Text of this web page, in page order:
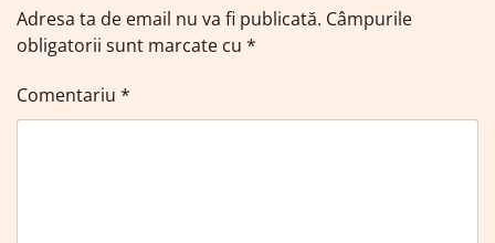
Adresa ta de email nu va fi publicată. Câmpurile
obligatorii sunt marcate cu *
Comentariu *